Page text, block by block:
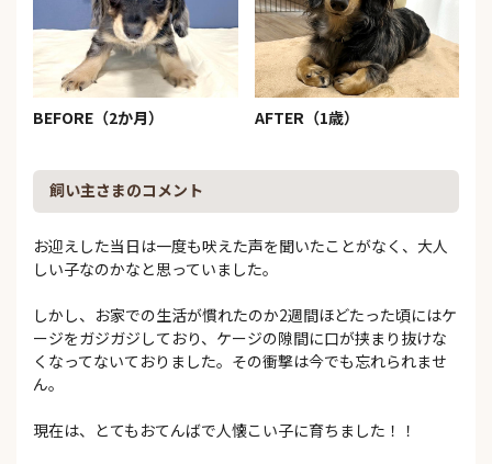
BEFORE（2か月） AFTER（1歳）
飼い主さまのコメント
お迎えした当日は一度も吠えた声を聞いたことがなく、大人
しい子なのかなと思っていました。
しかし、お家での生活が慣れたのか2週間ほどたった頃にはケ
ージをガジガジしており、ケージの隙間に口が挟まり抜けな
くなってないておりました。その衝撃は今でも忘れられませ
ん。
現在は、とてもおてんばで人懐こい子に育ちました！！